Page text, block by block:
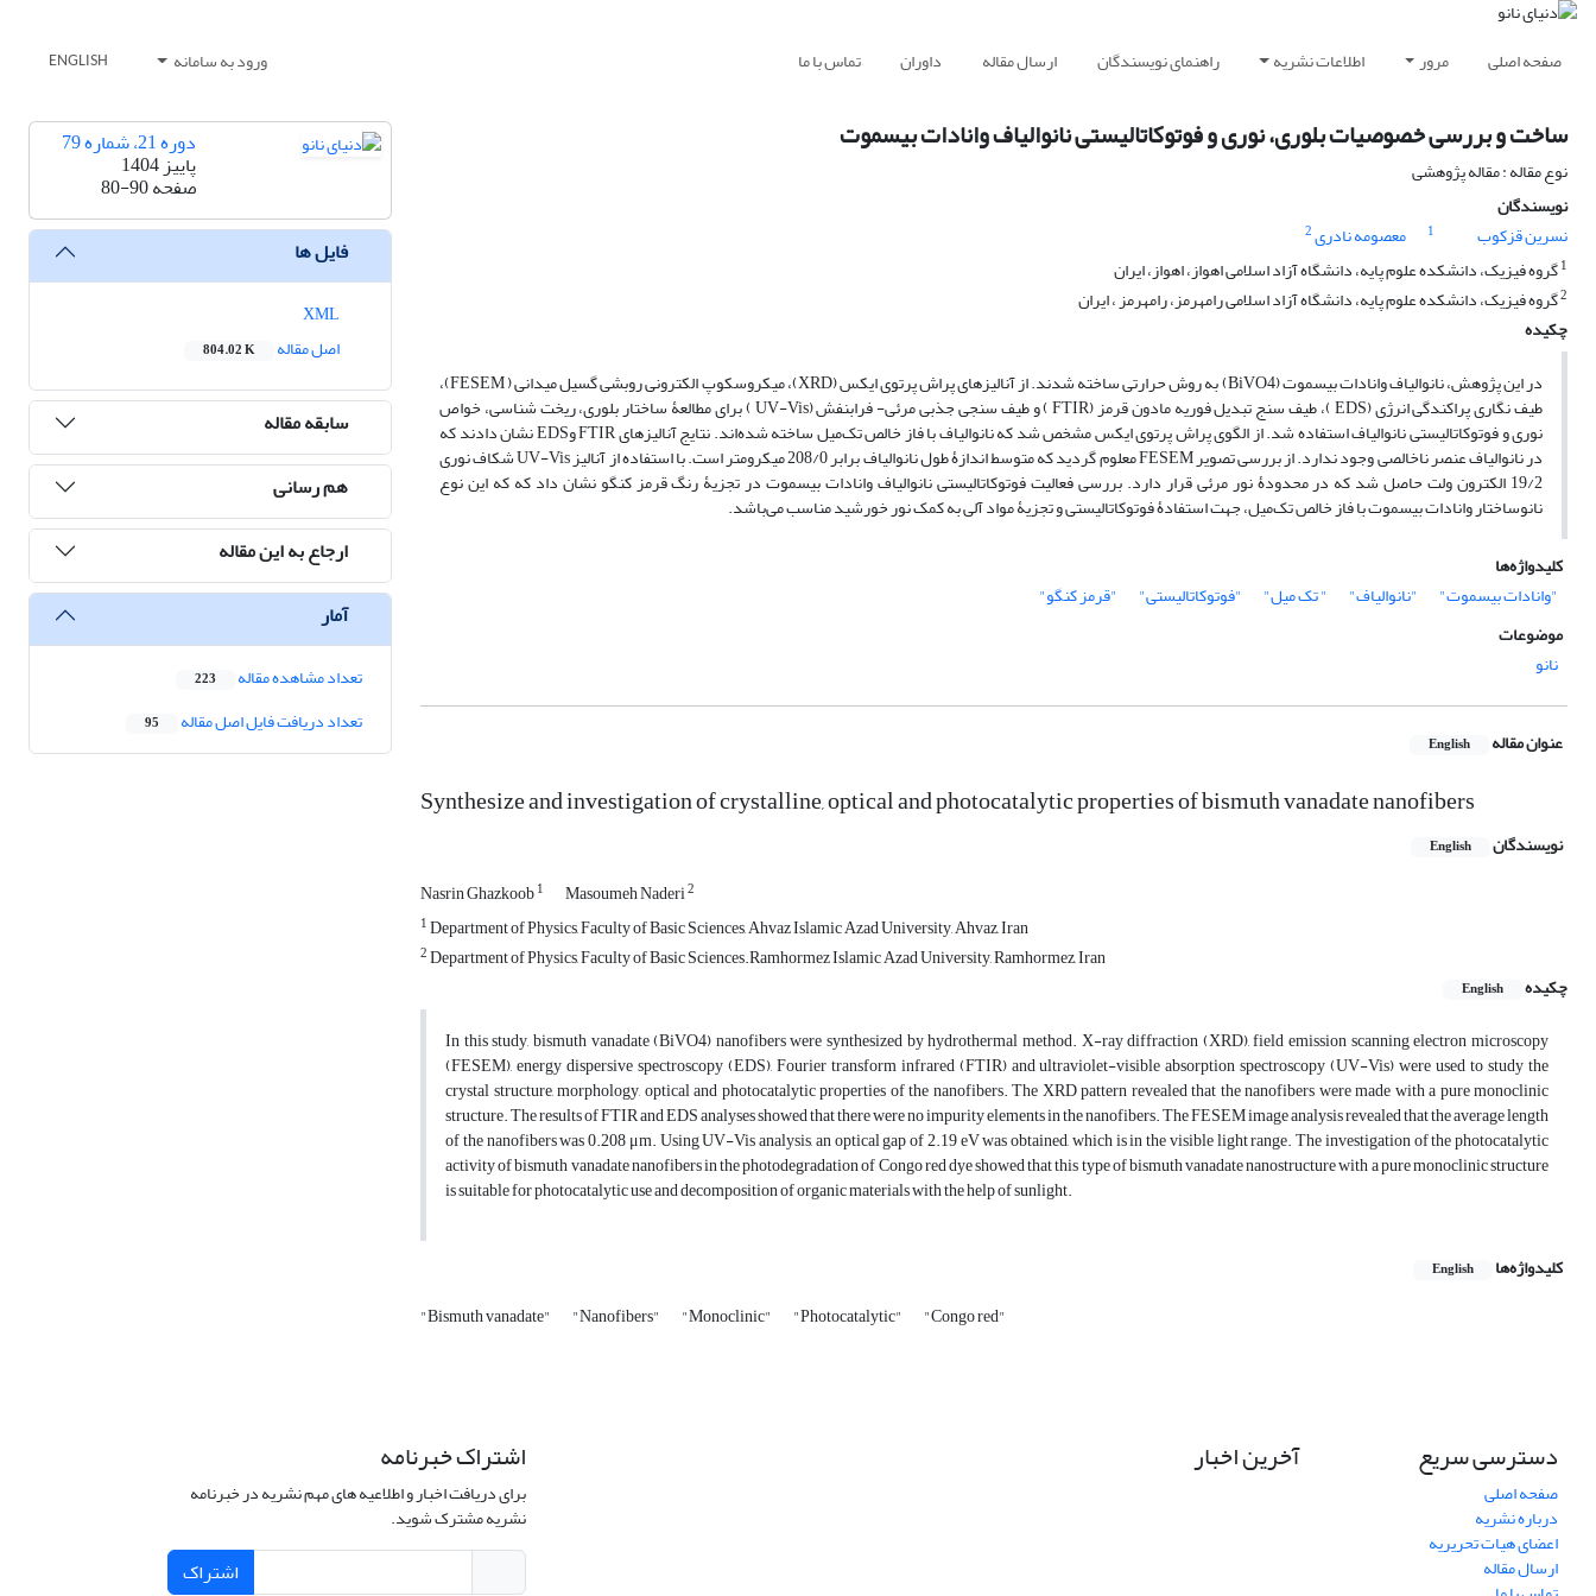
صفحه اصلی مرور اطلاعات نشریه راهنمای نویسندگان ارسال مقاله داوران تماس با ما ورود به سامانه ENGLISH
ساخت و بررسی خصوصیات بلوری، نوری و فوتوکاتالیستی نانوالیاف وانادات بیسموت
نوع مقاله : مقاله پژوهشی
نویسندگان
نسرین قزکوب
1 معصومه نادری2
1گروه فیزیک، دانشکده علوم پایه، دانشگاه آزاد اسلامی اهواز، اهواز، ایران
2گروه فیزیک، دانشکده علوم پایه، دانشگاه آزاد اسلامی رامهرمز، رامهرمز ، ایران
چکیده
در این پژوهش، نانوالیاف وانادات بیسموت (BiVO4) به ‌روش حرارتی ساخته شدند. از آنالیزهای پراش پرتوی ایکس (XRD)، میکروسکوپ الکترونی روبشی گسیل میدانی ( FESEM)،
طیف نگاری پراکندگی انرژی (EDS )، طیف سنج تبدیل فوریه مادون قرمز (FTIR ) و طیف سنجی جذبی مرئی- فرابنفش (UV-Vis ) برای مطالعۀ ساختار بلوری، ریخت شناسی، خواص
نوری و فوتوکاتالیستی نانوالیاف‌ استفاده شد. از الگوی پراش پرتوی ایکس مشخص شد که نانوالیاف با فاز خالص تک‌میل ساخته شده‌اند. نتایج آنالیزهای FTIR وEDS نشان دادند که
در نانوالیاف‌ عنصر ناخالصی وجود ندارد. از بررسی تصویر FESEM معلوم گردید که متوسط اندازۀ طول نانوالیاف برابر 208/0 میکرومتر است. با استفاده از آنالیز UV-Vis شکاف نوری
19/2 الکترون ولت حاصل شد که در محدودۀ نور مرئی قرار دارد. بررسی فعالیت فوتوکاتالیستی نانوالیاف وانادات بیسموت در تجزیۀ رنگ قرمز کنگو نشان داد که که این نوع
نانوساختار وانادات بیسموت با فاز خالص تک‌میل، جهت استفادۀ فوتوکاتالیستی و تجزیۀ مواد آلی به کمک نور خورشید مناسب می‌باشد.
کلیدواژه‌ها
"وانادات بیسموت"
"نانوالیاف" " تک میل" ‌"فوتوکاتالیستی"
"قرمز کنگو"
موضوعات
نانو
عنوان مقاله English
Synthesize and investigation of crystalline, optical and photocatalytic properties of bismuth vanadate nanofibers
نویسندگان English
Nasrin Ghazkoob1 Masoumeh Naderi2
1Department of Physics, Faculty of Basic Sciences, Ahvaz Islamic Azad University, Ahvaz, Iran
2Department of Physics, Faculty of Basic Sciences.Ramhormez Islamic Azad University, Ramhormez, Iran
چکیده
English
In this study, bismuth vanadate (BiVO4) nanofibers were synthesized by hydrothermal method. X-ray diffraction (XRD), field emission scanning electron microscopy
(FESEM), energy dispersive spectroscopy (EDS), Fourier transform infrared (FTIR) and ultraviolet-visible absorption spectroscopy (UV-Vis) were used to study the
crystal structure, morphology, optical and photocatalytic properties of the nanofibers. The XRD pattern revealed that the nanofibers were made with a pure monoclinic
structure. The results of FTIR and EDS analyses showed that there were no impurity elements in the nanofibers. The FESEM image analysis revealed that the average length
of the nanofibers was 0.208 μm. Using UV-Vis analysis, an optical gap of 2.19 eV was obtained, which is in the visible light range. The investigation of the photocatalytic
activity of bismuth vanadate nanofibers in the photodegradation of Congo red dye showed that this type of bismuth vanadate nanostructure with a pure monoclinic structure
is suitable for photocatalytic use and decomposition of organic materials with the help of sunlight.
کلیدواژه‌ها English
"Bismuth vanadate" "Nanofibers" "Monoclinic" "Photocatalytic" "Congo red"
دوره 21، شماره 79
پاییز 1404
صفحه80-90
فایل ها
اصل مقاله
804.02 K
سابقه مقاله
هم رسانی
ارجاع به این مقاله
آمار
تعداد مشاهده مقاله 223
تعداد دریافت فایل اصل مقاله 95
دسترسی سریع
صفحه اصلی
درباره نشریه
اعضای هیات تحریریه
ارسال مقاله
آخرین اخبار اشتراک خبرنامه
برای دریافت اخبار و اطلاعیه های مهم نشریه در خبرنامه
نشریه مشترک شوید.
اشتراک